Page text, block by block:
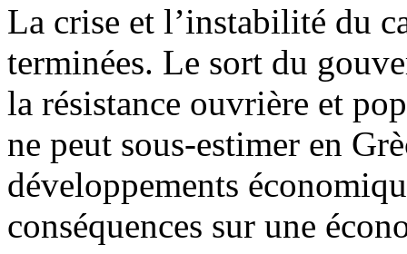
La crise et l’instabilité du
terminées. Le sort du
la résistance ouvrière et
ne peut sous-estimer en
développements
conséquences sur une